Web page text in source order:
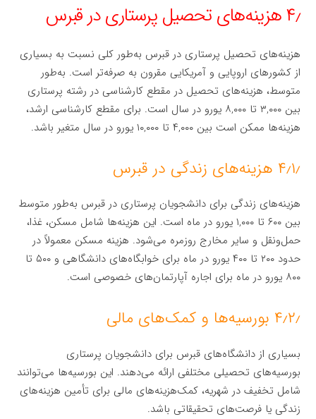
۴٫ هزینه‌های تحصیل پرستاری در قبرس
هزینه‌های تحصیل پرستاری در قبرس به‌طور کلی نسبت به بسیاری
از کشورهای اروپایی و آمریکایی مقرون به صرفه‌تر است. به‌طور
متوسط، هزینه‌های تحصیل در مقطع کارشناسی در رشته پرستاری
بین ۳,۰۰۰ تا ۸,۰۰۰ یورو در سال است. برای مقطع کارشناسی ارشد،
هزینه‌ها ممکن است بین ۴,۰۰۰ تا ۱۰,۰۰۰ یورو در سال متغیر باشد.
۴٫۱٫ هزینه‌های زندگی در قبرس
هزینه‌های زندگی برای دانشجویان پرستاری در قبرس به‌طور متوسط
بین ۶۰۰ تا ۱,۰۰۰ یورو در ماه است. این هزینه‌ها شامل مسکن، غذا،
حمل‌ونقل و سایر مخارج روزمره می‌شود. هزینه مسکن معمولاً در
حدود ۲۰۰ تا ۴۰۰ یورو در ماه برای خوابگاه‌های دانشگاهی و ۵۰۰ تا
۸۰۰ یورو در ماه برای اجاره آپارتمان‌های خصوصی است.
۴٫۲٫ بورسیه‌ها و کمک‌های مالی
بسیاری از دانشگاه‌های قبرس برای دانشجویان پرستاری
بورسیه‌های تحصیلی مختلفی ارائه می‌دهند. این بورسیه‌ها می‌توانند
شامل تخفیف در شهریه، کمک‌هزینه‌های مالی برای تأمین هزینه‌های
زندگی یا فرصت‌های تحقیقاتی باشد.